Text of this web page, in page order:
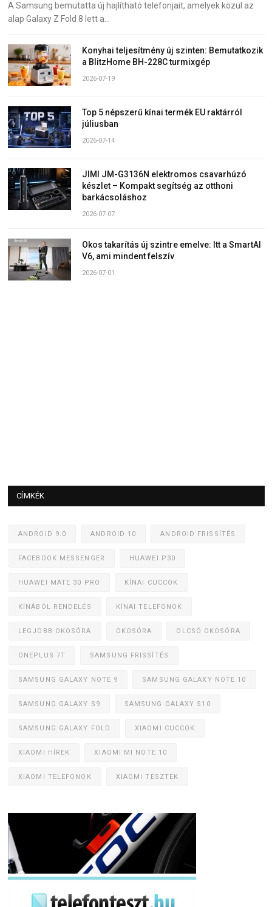
A Samsung bemutatta új hajlítható telefonjait, amelyek közül az
alap Galaxy Z Fold 8 lett a…
Konyhai teljesítmény új szinten: Bemutatkozik
a BlitzHome BH-228C turmixgép
2026-07-19
Top 5 népszerű kínai termék EU raktárról
júliusban
2026-07-14
JIMI JM-G3136N elektromos csavarhúzó
készlet – Kompakt segítség az otthoni
barkácsoláshoz
2026-07-07
Okos takarítás új szintre emelve: Itt a SmartAI
V6, ami mindent felszív
2026-07-01
CÍMKÉK
ANDROID 9.0 ANDROID 10 ANDROID FRISSÍTÉS
FACEBOOK MESSENGER HUAWEI P30
HUAWEI MATE 30 PRO KÍNAI CUCCOK
KÍNÁBÓL RENDELÉS KÍNAI TELEFONOK
LEGJOBB OKOSÓRA OKOSÓRA OLCSÓ OKOSÓRA
ONEPLUS 7T SAMSUNG FRISSÍTÉS
SAMSUNG GALAXY NOTE 9 SAMSUNG GALAXY NOTE 10
SAMSUNG GALAXY S9 SAMSUNG GALAXY S10
SAMSUNG GALAXY FOLD XIAOMI CUCCOK
XIAOMI HÍREK XIAOMI MI NOTE 10
XIAOMI TELEFONOK XIAOMI TESZTEK